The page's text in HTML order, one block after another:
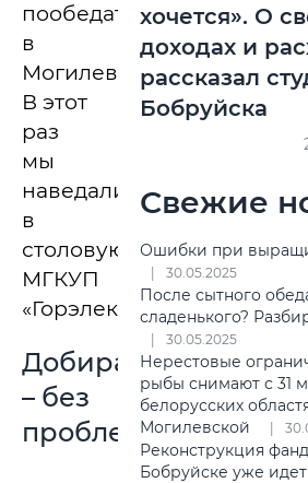
пообедать
в
Могилеве.
В этот
раз
мы
наведались
в
столовую
МГКУП
«Горэлектротранспорт».
Добираться
– без
проблем
хочется». О
доходах и
рассказал
Бобруйска
Свежие
Ошибки при
30.05.2025
После сытного
сладенького?
30.05.2025
Нерестовые
рыбы снимают с 31
белорусских
Могилевской
Реконструкция
Бобруйске уже